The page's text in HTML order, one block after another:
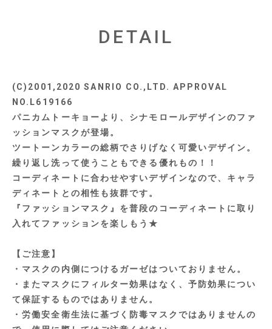
DETAIL
(C)2001,2020 SANRIO CO.,LTD. APPROVAL
NO.L619166
パニカムトーキョーより、シナモロールデザインのファ
ッションマスクが登場。
ツートーンカラーの総柄でさりげなく可愛いデザイン。
繰り返し洗って使うこともできる優れもの！！
コーディネートに合わせやすいデザインなので、キャラ
ディネートとの相性も抜群です。
『ファッションマスク』を普段のコーディネートに取り
入れてファッションを楽しもう★
【ご注意】
・マスクの内側につけるガーゼはついておりません。
・またマスクにフィルター効果はなく、予防効果につい
て保証するものではありません。
・労働安全衛生法に基づく防毒マスクではありませんの